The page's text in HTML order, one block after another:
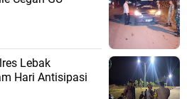
Lebak
Hari Antisipasi